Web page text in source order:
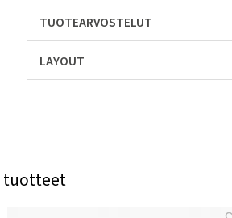
TUOTEARVOSTELUT
LAYOUT
tuotteet